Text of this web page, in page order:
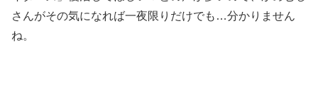
さんがその気になれば一夜限りだけでも…分かりません
ね。